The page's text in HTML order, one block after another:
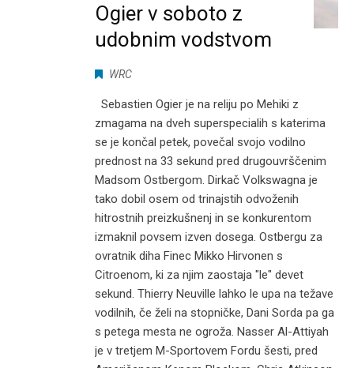
Ogier v soboto z
udobnim vodstvom
WRC
Sebastien Ogier je na reliju po Mehiki z
zmagama na dveh superspecialih s katerima
se je končal petek, povečal svojo vodilno
prednost na 33 sekund pred drugouvrščenim
Madsom Ostbergom. Dirkač Volkswagna je
tako dobil osem od trinajstih odvoženih
hitrostnih preizkušnenj in se konkurentom
izmaknil povsem izven dosega. Ostbergu za
ovratnik diha Finec Mikko Hirvonen s
Citroenom, ki za njim zaostaja "le" devet
sekund. Thierry Neuville lahko le upa na težave
vodilnih, če želi na stopničke, Dani Sorda pa ga
s petega mesta ne ogroža. Nasser Al-Attiyah
je v tretjem M-Sportovem Fordu šesti, pred